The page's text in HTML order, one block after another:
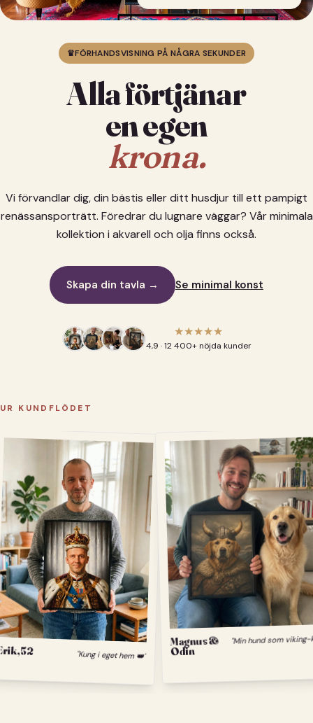
♛FÖRHANDSVISNING PÅ NÅGRA SEKUNDER
Alla förtjänar
en egen
krona.
Vi förvandlar dig, din bästis eller ditt husdjur till ett pampigt
renässansporträtt. Föredrar du lugnare väggar? Vår minimala
kollektion i akvarell och olja finns också.
Skapa din tavla → Se minimal konst
★★★★★
4,9 · 12 400+ nöjda kunder
UR KUNDFLÖDET
52 "Kung i eget hem 👑"
Magnus &
Odin